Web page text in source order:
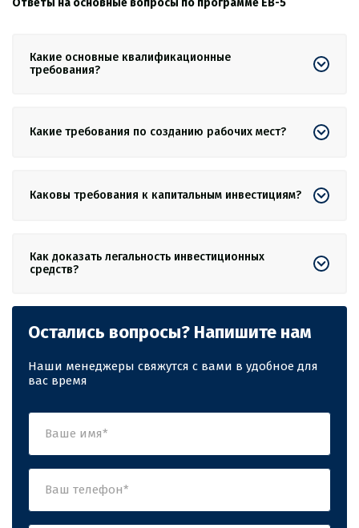
Ответы на основные вопросы по программе ЕВ-5
Какие основные квалификационные
требования?
Какие требования по созданию рабочих мест?
Каковы требования к капитальным инвестициям?
Как доказать легальность инвестиционных
средств?
Остались вопросы? Напишите нам
Наши менеджеры свяжутся с вами в удобное для
вас время